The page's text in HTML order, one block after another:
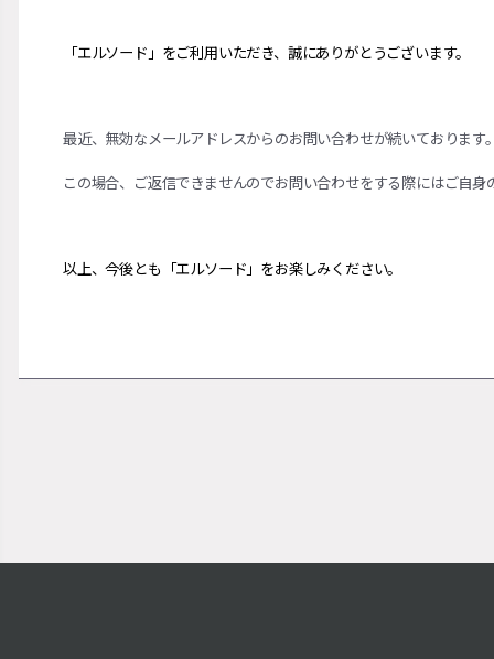
「エルソー ド」をご利用いただき、誠にありがとうございます。
最近、無効なメールアドレスからのお問い合わせが続いております
この場合、ご返信できませんのでお問い合わせをする際にはご自
以上、今後とも「エルソー ド」をお楽しみください。